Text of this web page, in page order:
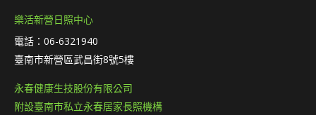
樂活新營日照中心
電話：06-6321940
臺南市新營區武昌街8號5樓
永春健康生技股份有限公司
附設臺南市私立永春居家長照機構